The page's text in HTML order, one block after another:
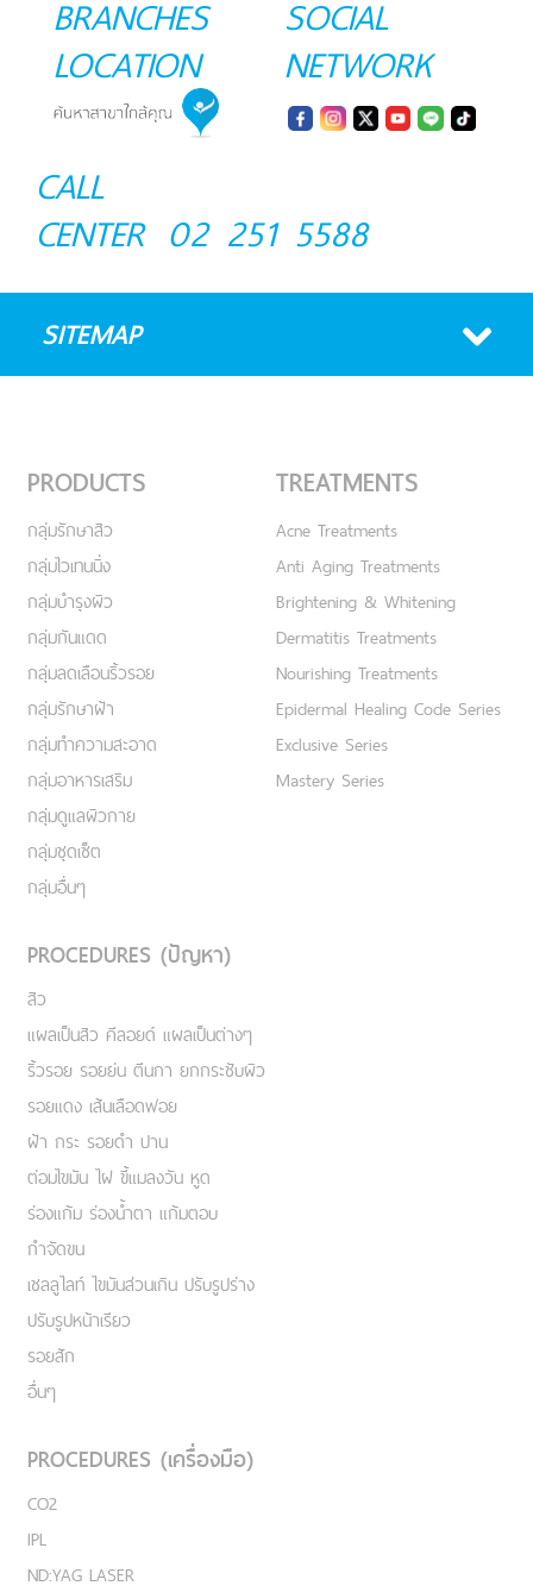
BRANCHES
LOCATION
SOCIAL
NETWORK
CALL
CENTER 02 251 5588
SITEMAP
PRODUCTS
กลุ่มรักษาสิว
กลุ่มไวเทนนิ่ง
กลุ่มบำรุงผิว
กลุ่มกันแดด
กลุ่มลดเลือนริ้วรอย
กลุ่มรักษาฝ้า
กลุ่มทำความสะอาด
กลุ่มอาหารเสริม
กลุ่มดูแลผิวกาย
กลุ่มชุดเซ็ต
กลุ่มอื่นๆ
TREATMENTS
Acne Treatments
Anti Aging Treatments
Brightening & Whitening
Dermatitis Treatments
Nourishing Treatments
Epidermal Healing Code Series
Exclusive Series
Mastery Series
PROCEDURES (ปัญหา)
สิว
แผลเป็นสิว คีลอยด์ แผลเป็นต่างๆ
ริ้วรอย รอยย่น ตีนกา ยกกระชับผิว
รอยแดง เส้นเลือดฟอย
ฝ้า กระ รอยดำ ปาน
ต่อมไขมัน ไฝ ขี้แมลงวัน หูด
ร่องแก้ม ร่องน้ำตา แก้มตอบ
กำจัดขน
เชลลูไลท์ ไขมันส่วนเกิน ปรับรูปร่าง
ปรับรูปหน้าเรียว
รอยสัก
อื่นๆ
PROCEDURES (เครื่องมือ)
CO2
IPL
ND:YAG LASER